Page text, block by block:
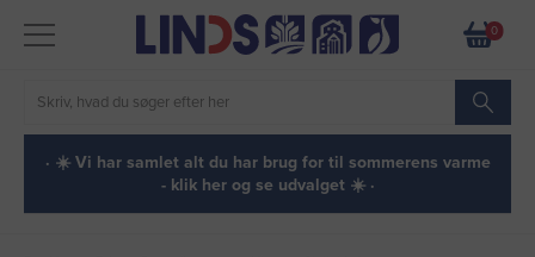
0
· ☀️ Vi har samlet alt du har brug for til sommerens varme
- klik her og se udvalget ☀️ ·